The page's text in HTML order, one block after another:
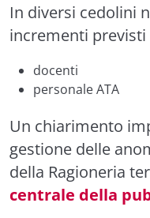
In diversi cedolini
incrementi
docenti
personale ATA
Un chiarimento
gestione delle
della Ragioneria
centrale della